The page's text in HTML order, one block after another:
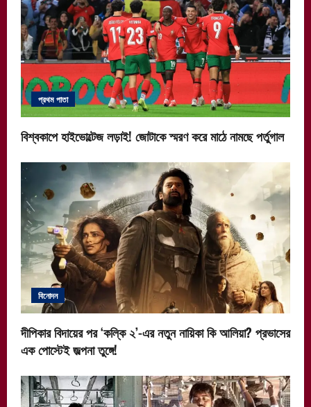
প্রথম পাতা
বিশ্বকাপে হাইভোল্টেজ লড়াই! জোটাকে স্মরণ করে মাঠে নামছে পর্তুগাল
বিনোদন
দীপিকার বিদায়ের পর ‘কল্কি ২’-এর নতুন নায়িকা কি আলিয়া? প্রভাসের
এক পোস্টেই জল্পনা তুঙ্গে!